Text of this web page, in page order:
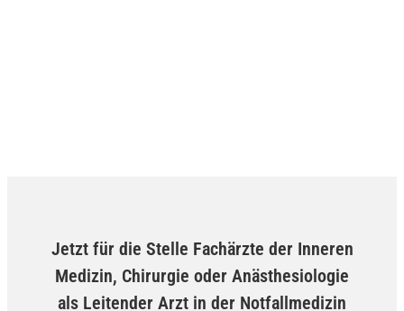
Jetzt für die Stelle Fachärzte der Inneren
Medizin, Chirurgie oder Anästhesiologie
als Leitender Arzt in der Notfallmedizin